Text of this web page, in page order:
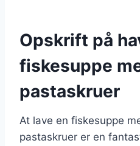
Opskrift på
fiskesuppe
pastaskruer
At lave en fiskesuppe
pastaskruer er en